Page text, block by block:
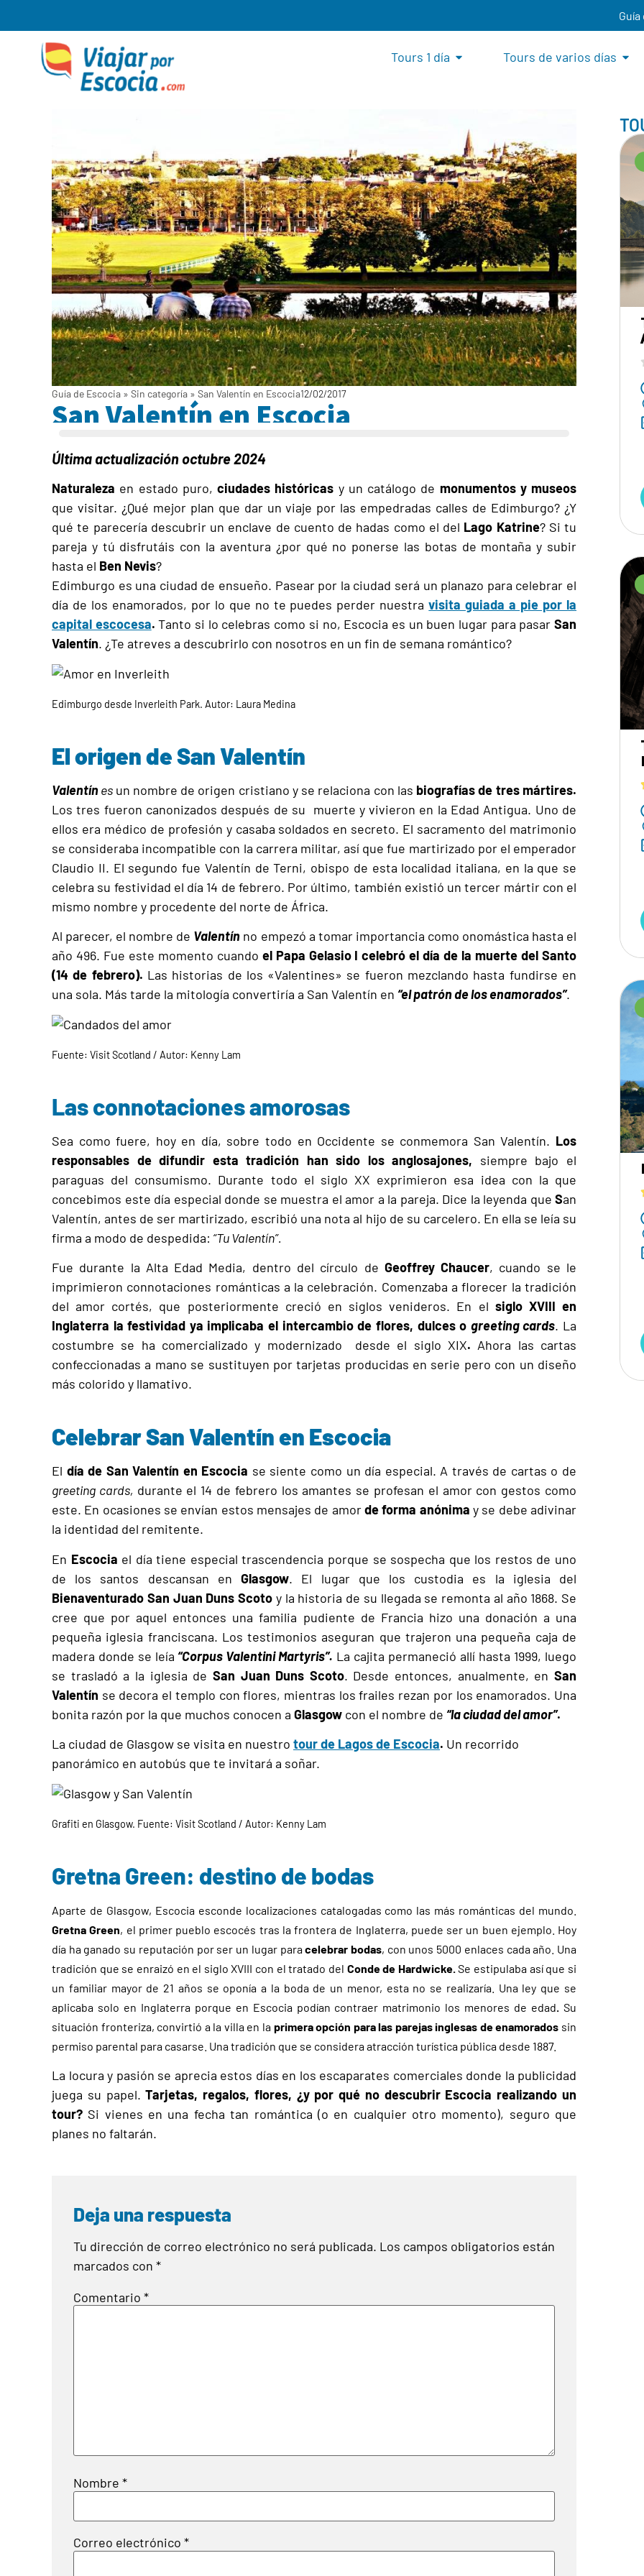
Tours 1 día Tours de varios días
Guía de Escocia » Sin categoría » San Valentín en Escocia12/02/2017
San Valentín en Escocia
Última actualización octubre 2024
Naturaleza en estado puro, ciudades históricas y un catálogo de monumentos y museos
que visitar. ¿Qué mejor plan que dar un viaje por las empedradas calles de Edimburgo? ¿Y
qué te parecería descubrir un enclave de cuento de hadas como el del Lago Katrine? Si tu
pareja y tú disfrutáis con la aventura ¿por qué no ponerse las botas de montaña y subir
hasta el Ben Nevis?
Edimburgo es una ciudad de ensueño. Pasear por la ciudad será un planazo para celebrar el
día de los enamorados, por lo que no te puedes perder nuestravisita guiada a pie por la
capital escocesa. Tanto si lo celebras como si no, Escocia es un buen lugar para pasar San
Valentín. ¿Te atreves a descubrirlo con nosotros en un fin de semana romántico?
Edimburgo desde Inverleith Park. Autor: Laura Medina
El origen de San Valentín
Valentín es un nombre de origen cristiano y se relaciona con las biografías de tres mártires.
Los tres fueron canonizados después de su muerte y vivieron en la Edad Antigua. Uno de
ellos era médico de profesión y casaba soldados en secreto. El sacramento del matrimonio
se consideraba incompatible con la carrera militar, así que fue martirizado por el emperador
Claudio II. El segundo fue Valentín de Terni, obispo de esta localidad italiana, en la que se
celebra su festividad el día 14 de febrero. Por último, también existió un tercer mártir con el
mismo nombre y procedente del norte de África.
Al parecer, el nombre de Valentín no empezó a tomar importancia como onomástica hasta el
año 496. Fue este momento cuando el Papa Gelasio I celebró el día de la muerte del Santo
(14 de febrero). Las historias de los «Valentines» se fueron mezclando hasta fundirse en
una sola. Más tarde la mitología convertiría a San Valentín en “el patrón de los enamorados”.
Fuente: Visit Scotland / Autor: Kenny Lam
Las connotaciones amorosas
Sea como fuere, hoy en día, sobre todo en Occidente se conmemora San Valentín. Los
responsables de difundir esta tradición han sido los anglosajones, siempre bajo el
paraguas del consumismo. Durante todo el siglo XX exprimieron esa idea con la que
concebimos este día especial donde se muestra el amor a la pareja. Dice la leyenda que San
Valentín, antes de ser martirizado, escribió una nota al hijo de su carcelero. En ella se leía su
firma a modo de despedida: “Tu Valentín”.
Fue durante la Alta Edad Media, dentro del círculo de Geoffrey Chaucer, cuando se le
imprimieron connotaciones románticas a la celebración. Comenzaba a florecer la tradición
del amor cortés, que posteriormente creció en siglos venideros. En el siglo XVIII en
Inglaterra la festividad ya implicaba el intercambio de flores, dulces o greeting cards. La
costumbre se ha comercializado y modernizado desde el siglo XIX.Ahora las cartas
confeccionadas a mano se sustituyen por tarjetas producidas en serie pero con un diseño
más colorido y llamativo.
Celebrar San Valentín en Escocia
El día de San Valentín en Escocia se siente como un día especial. A través de cartas o de
greeting cards, durante el 14 de febrero los amantes se profesan el amor con gestos como
este. En ocasiones se envían estos mensajes de amorde forma anónima y se debe adivinar
la identidad del remitente.
En Escocia el día tiene especial trascendencia porque se sospecha que los restos de uno
de los santos descansan en Glasgow. El lugar que los custodia es la iglesia del
Bienaventurado San Juan Duns Scoto y la historia de su llegada se remonta al año 1868. Se
cree que por aquel entonces una familia pudiente de Francia hizo una donación a una
pequeña iglesia franciscana. Los testimonios aseguran que trajeron una pequeña caja de
madera donde se leía “Corpus Valentini Martyris”. La cajita permaneció allí hasta 1999, luego
se trasladó a la iglesia de San Juan Duns Scoto. Desde entonces, anualmente, enSan
Valentín se decora el templo con flores, mientras los frailes rezan por los enamorados. Una
bonita razón por la que muchos conocen a Glasgow con el nombre de “la ciudad del amor”.
La ciudad de Glasgow se visita en nuestro tour de Lagos de Escocia. Un recorrido
panorámico en autobús que te invitará a soñar.
Grafiti en Glasgow. Fuente: Visit Scotland / Autor: Kenny Lam
Gretna Green: destino de bodas
Aparte de Glasgow, Escocia esconde localizaciones catalogadas como las más románticas del mundo.
Gretna Green, el primer pueblo escocés tras la frontera de Inglaterra, puede ser un buen ejemplo. Hoy
día ha ganado su reputación por ser un lugar paracelebrar bodas, con unos 5000 enlaces cada año. Una
tradición que se enraizó en el siglo XVIII con el tratado del Conde de Hardwicke.Se estipulaba así que si
un familiar mayor de 21 años se oponía a la boda de un menor, esta no se realizaría. Una ley que se
aplicaba solo en Inglaterra porque en Escocia podían contraer matrimonio los menores de edad.Su
situación fronteriza, convirtió a la villa en laprimera opción para las parejas inglesas de enamorados sin
permiso parental para casarse. Una tradición que se considera atracción turística pública desde 1887.
La locura y pasión se aprecia estos días en los escaparates comerciales donde la publicidad
juega su papel.Tarjetas, regalos, flores, ¿y por qué no descubrir Escocia realizando un
tour? Si vienes en una fecha tan romántica (o en cualquier otro momento), seguro que
planes no faltarán.
Deja una respuesta
Tu dirección de correo electrónico no será publicada. Los campos obligatorios están
marcados con *
Comentario *
Nombre *
Correo electrónico *